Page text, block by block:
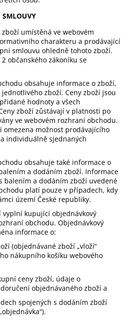
SMLOUVY
umístěná ve webovém
charakteru a prodávající
smlouvu ohledně tohoto zboží.
občanského zákoníku se
obsahuje informace o zboží,
zboží. Ceny zboží jsou
hodnoty a všech
zboží zůstávají v platnosti po
ve webovém rozhraní obchodu.
možnost prodávajícího
individuálně sjednaných
obsahuje také informace o
a dodáním zboží. Informace
balením a dodáním zboží uvedené
platí pouze v případech, kdy
území České republiky.
vyplní kupující objednávkový
obchodu. Objednávkový
informace o:
(objednávané zboží „vloží“
nákupního košíku webového
ceny zboží, údaje o
objednávaného zboží a
spojených s dodáním zboží